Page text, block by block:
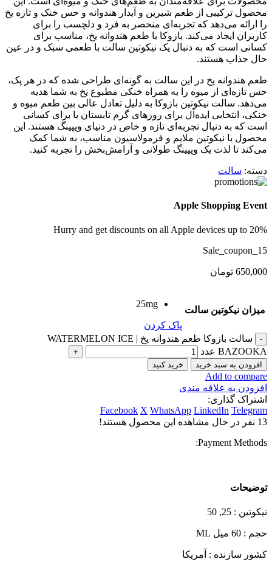
محصول ترکیبی از طعم شیرین و آبدار هندوانه و حس خنک و تازه یخ
را ارائه می‌دهد که تجربه‌ای منحصر به فرد و دلچسب را برای
کاربران ایجاد می‌کند. بازوکا با طعم هندوانه یخ، مناسب برای
کسانی است که به دنبال یک نیکوتین سالت با طعمی سبک و در عین
حال جذاب هستند.
طعم هندوانه یخ در این سالت به گونه‌ای طراحی شده که در هر پک،
حس تازه‌ای از میوه را به همراه خنکی مطبوع یخ به شما هدیه
می‌دهد. سالت نیکوتین بازوکا به دلیل تعادل عالی بین طعم میوه و
خنکی، انتخابی ایده‌آل برای روزهای گرم تابستان یا برای کسانی
است که به دنبال تجربه‌ای تازه و خاص در دنیای ویپینگ هستند. این
محصول با نیکوتین ملایم و فرمولاسیون مناسب، به شما کمک
می‌کند تا لذت یک ویپینگ طولانی و آرامش‌بخش را تجربه کنید.
دسته: سالت
Apple Shopping Event
Hurry and get discounts on all Apple devices up to 20%
Sale_coupon_15
650,000 تومان
میزان نیکوتین سالت
25mg
پاک کردن
سالت بازوکا طعم هندوانه یخ | WATERMELON ICE
BAZOOKA عدد
افزودن به سبد خرید خرید کنید
Add to compare
افزودن به علاقه مندی
اشتراک گذاری:
Facebook X WhatsApp LinkedIn Telegram
13 نفر در حال مشاهده این محصول هستند!
Payment Methods:
توضیحات
نیکوتین : 25, 50
حجم : 60 میل ML
کشور سازنده : آمریکا